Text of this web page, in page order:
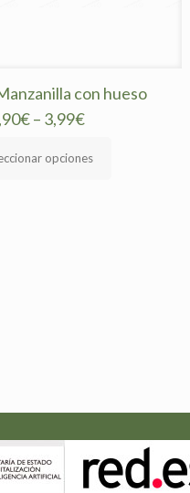
con hueso
€– 3,99€
opciones